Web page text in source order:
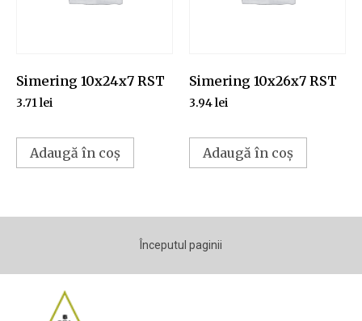
Simering 10x24x7 RST
3.71lei
Adaugă în coș
Simering 10x26x7 RST
3.94lei
Adaugă în coș
Începutul paginii